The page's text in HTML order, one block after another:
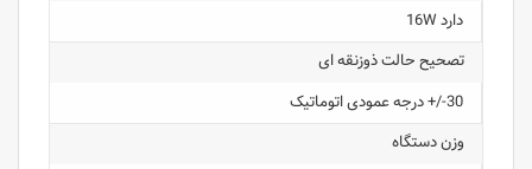
دارد 16W
تصحیح حالت ذوزنقه ای
30-/+ درجه عمودی اتوماتیک
وزن دستگاه